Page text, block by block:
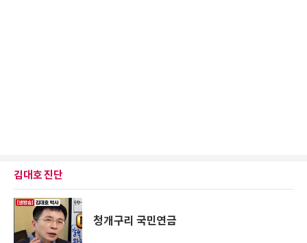
김대호 진단
청개구리 국민연금